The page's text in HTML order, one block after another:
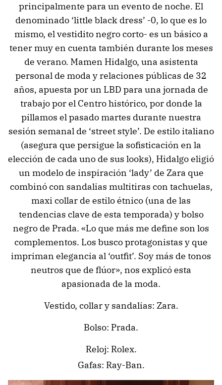
principalmente para un evento de noche. El
denominado ‘little black dress’ -0, lo que es lo
mismo, el vestidito negro corto- es un básico a
tener muy en cuenta también durante los meses
de verano. Mamen Hidalgo, una asistenta
personal de moda y relaciones públicas de 32
años, apuesta por un LBD para una jornada de
trabajo por el Centro histórico, por donde la
pillamos el pasado martes durante nuestra
sesión semanal de ‘street style’. De estilo italiano
(asegura que persigue la sofisticación en la
elección de cada uno de sus looks), Hidalgo eligió
un modelo de inspiración ‘lady’ de Zara que
combinó con sandalias multitiras con tachuelas,
maxi collar de estilo étnico (una de las
tendencias clave de esta temporada) y bolso
negro de Prada. «Lo que más me define son los
complementos. Los busco protagonistas y que
impriman elegancia al ‘outfit’. Soy más de tonos
neutros que de flúor», nos explicó esta
apasionada de la moda.
Vestido, collar y sandalias: Zara.
Bolso: Prada.
Reloj: Rolex.
Gafas: Ray-Ban.